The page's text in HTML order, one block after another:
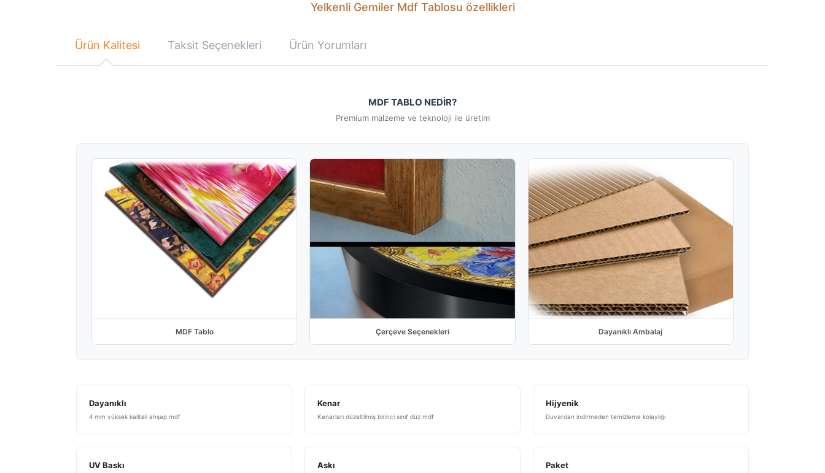
Yelkenli Gemiler Mdf Tablosu özellikleri
Ürün Kalitesi Taksit Seçenekleri Ürün Yorumları
MDF TABLO NEDİR?
Premium malzeme ve teknoloji ile üretim
MDF Tablo Çerçeve Seçenekleri Dayanıklı Ambalaj
Dayanıklı
4 mm yüksek kaliteli ahşap mdf
Kenar
Kenarları düzeltilmiş birinci sınıf düz mdf
Hijyenik
Duvardan indirmeden temizleme kolaylığı
UV Baskı Askı Paket